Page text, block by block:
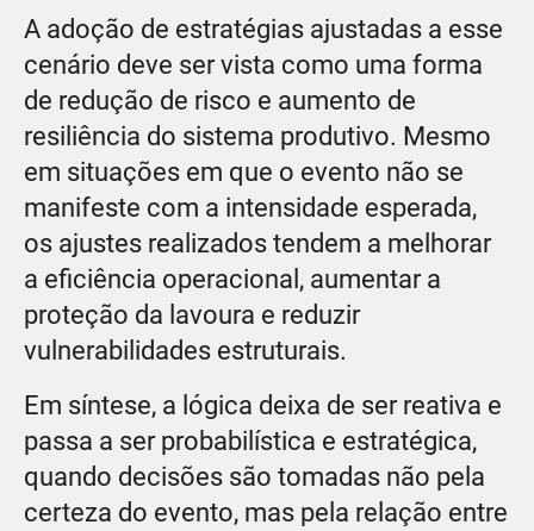
A adoção de estratégias ajustadas a esse
cenário deve ser vista como uma forma
de redução de risco e aumento de
resiliência do sistema produtivo. Mesmo
em situações em que o evento não se
manifeste com a intensidade esperada,
os ajustes realizados tendem a melhorar
a eficiência operacional, aumentar a
proteção da lavoura e reduzir
vulnerabilidades estruturais.
Em síntese, a lógica deixa de ser reativa e
passa a ser probabilística e estratégica,
quando decisões são tomadas não pela
certeza do evento, mas pela relação entre